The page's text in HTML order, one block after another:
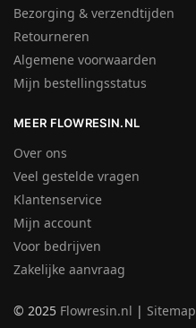
Bezorging & verzendtijden
Retourneren
Algemene voorwaarden
Mijn bestellingsstatus
MEER FLOWRESIN.NL
Over ons
Veel gestelde vragen
Klantenservice
Mijn account
Voor bedrijven
Zakelijke aanvraag
© 2025 Flowresin.nl | Sitemap